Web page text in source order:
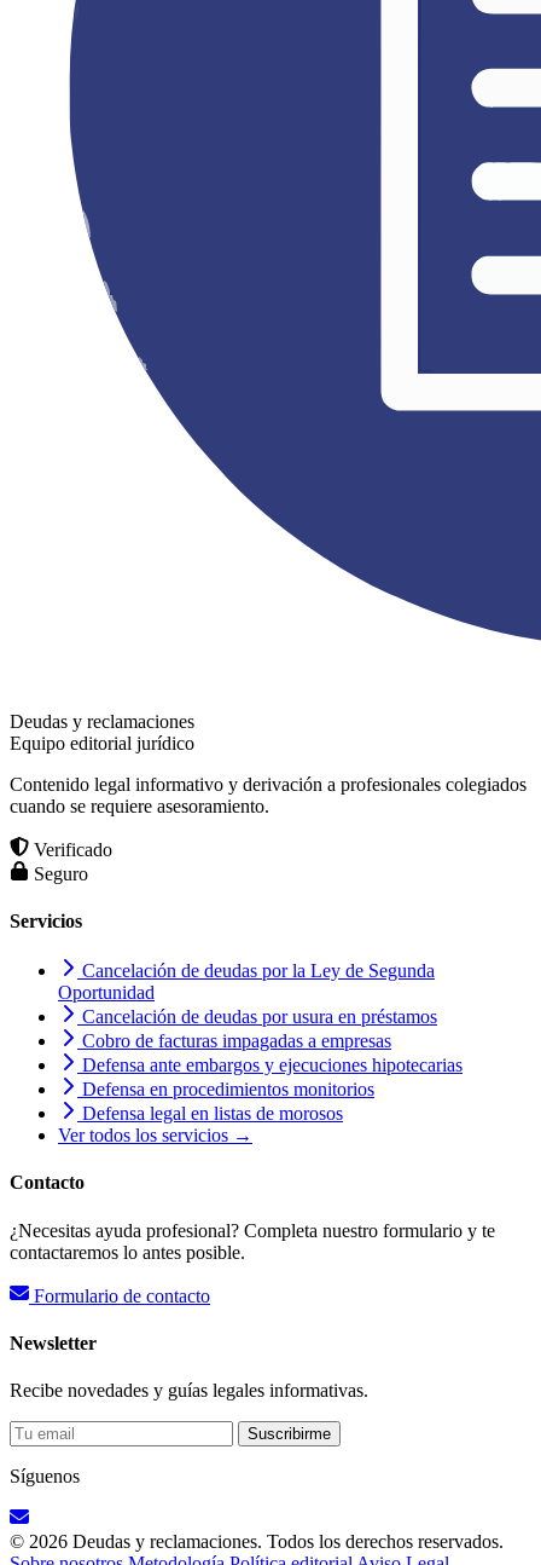
Deudas y reclamaciones
Equipo editorial jurídico
Contenido legal informativo y derivación a profesionales colegiados
cuando se requiere asesoramiento.
Verificado
Seguro
Servicios
Cancelación de deudas por la Ley de Segunda
Oportunidad
Cancelación de deudas por usura en préstamos
Cobro de facturas impagadas a empresas
Defensa ante embargos y ejecuciones hipotecarias
Defensa en procedimientos monitorios
Defensa legal en listas de morosos
Ver todos los servicios →
Contacto
¿Necesitas ayuda profesional? Completa nuestro formulario y te
contactaremos lo antes posible.
Formulario de contacto
Newsletter
Recibe novedades y guías legales informativas.
Suscribirme
Síguenos
© 2026 Deudas y reclamaciones. Todos los derechos reservados.